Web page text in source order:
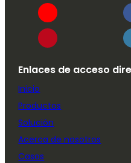
Enlaces de acceso
Inicio
Productos
Solución
Acerca de nosotros
Casos